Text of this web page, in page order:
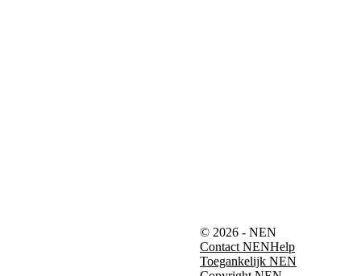
© 2026 - NEN
Contact NENHelp
Toegankelijk NEN